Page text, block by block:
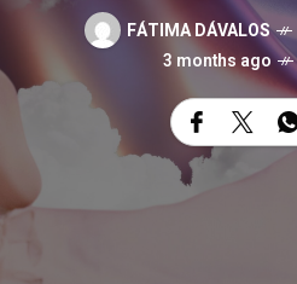
FÁTIMA DÁVALOS
3 months ago